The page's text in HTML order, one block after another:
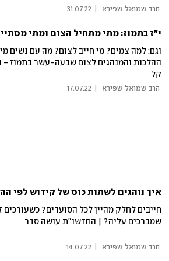
הרב שמואל שפירא 31.07.22
י"ז בתמוז: מתי מתחיל הצום ומתי
וגם: למה צמים? מי חייב לצום? מה עם נשים
ההלכות והמנהגים לצום שבעה-עשר בתמוז -
קל
הרב שמואל שפירא 17.07.22
איך נוהגים לשתות כוס של קידוש לפי
חייבים לחלק מהיין לכל הסועדים? כשעורכים
שמברכים עליה? | החדשו"ת עושה סדר
הרב שמואל שפירא 14.07.22